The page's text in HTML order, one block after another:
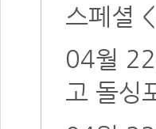
스페셜
04월
고 돌싱